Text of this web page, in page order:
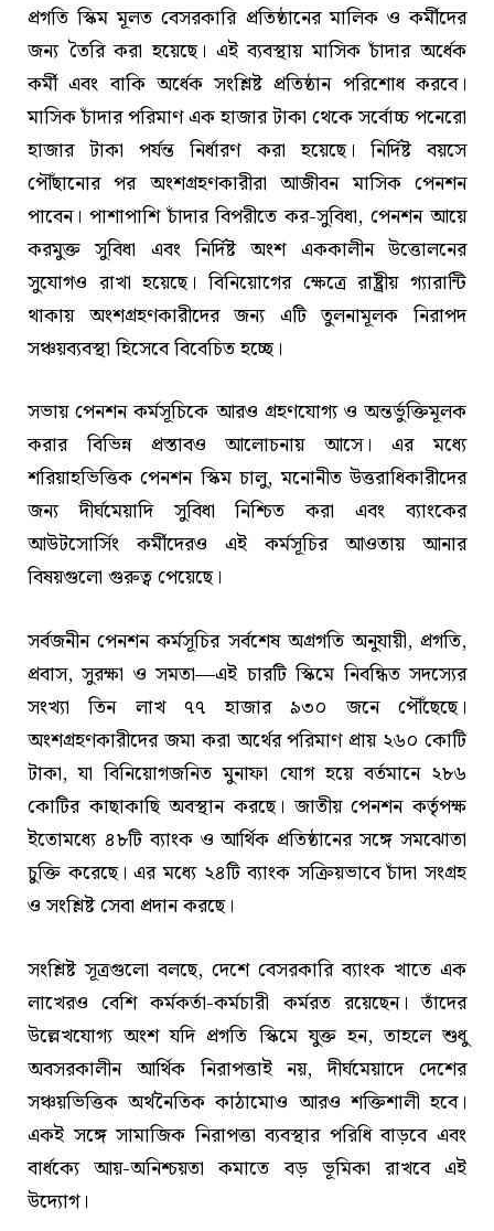
প্রগতি স্কিম মূলত বেসরকারি প্রতিষ্ঠানের মালিক ও কর্মীদের
জন্য তৈরি করা হয়েছে। এই ব্যবস্থায় মাসিক চাঁদার অর্ধেক
কর্মী এবং বাকি অর্ধেক সংশ্লিষ্ট প্রতিষ্ঠান পরিশোধ করবে।
মাসিক চাঁদার পরিমাণ এক হাজার টাকা থেকে সর্বোচ্চ পনেরো
হাজার টাকা পর্যন্ত নির্ধারণ করা হয়েছে। নির্দিষ্ট বয়সে
পৌঁছানোর পর অংশগ্রহণকারীরা আজীবন মাসিক পেনশন
পাবেন। পাশাপাশি চাঁদার বিপরীতে কর-সুবিধা, পেনশন আয়ে
করমুক্ত সুবিধা এবং নির্দিষ্ট অংশ এককালীন উত্তোলনের
সুযোগও রাখা হয়েছে। বিনিয়োগের ক্ষেত্রে রাষ্ট্রীয় গ্যারান্টি
থাকায় অংশগ্রহণকারীদের জন্য এটি তুলনামূলক নিরাপদ
সঞ্চয়ব্যবস্থা হিসেবে বিবেচিত হচ্ছে।
সভায় পেনশন কর্মসূচিকে আরও গ্রহণযোগ্য ও অন্তর্ভুক্তিমূলক
করার বিভিন্ন প্রস্তাবও আলোচনায় আসে। এর মধ্যে
শরিয়াহভিত্তিক পেনশন স্কিম চালু, মনোনীত উত্তরাধিকারীদের
জন্য দীর্ঘমেয়াদি সুবিধা নিশ্চিত করা এবং ব্যাংকের
আউটসোর্সিং কর্মীদেরও এই কর্মসূচির আওতায় আনার
বিষয়গুলো গুরুত্ব পেয়েছে।
সর্বজনীন পেনশন কর্মসূচির সর্বশেষ অগ্রগতি অনুযায়ী, প্রগতি,
প্রবাস, সুরক্ষা ও সমতা—এই চারটি স্কিমে নিবন্ধিত সদস্যের
সংখ্যা তিন লাখ ৭৭ হাজার ৯৩০ জনে পৌঁছেছে।
অংশগ্রহণকারীদের জমা করা অর্থের পরিমাণ প্রায় ২৬০ কোটি
টাকা, যা বিনিয়োগজনিত মুনাফা যোগ হয়ে বর্তমানে ২৮৬
কোটির কাছাকাছি অবস্থান করছে। জাতীয় পেনশন কর্তৃপক্ষ
ইতোমধ্যে ৪৮টি ব্যাংক ও আর্থিক প্রতিষ্ঠানের সঙ্গে সমঝোতা
চুক্তি করেছে। এর মধ্যে ২৪টি ব্যাংক সক্রিয়ভাবে চাঁদা সংগ্রহ
ও সংশ্লিষ্ট সেবা প্রদান করছে।
সংশ্লিষ্ট সূত্রগুলো বলছে, দেশে বেসরকারি ব্যাংক খাতে এক
লাখেরও বেশি কর্মকর্তা-কর্মচারী কর্মরত রয়েছেন। তাঁদের
উল্লেখযোগ্য অংশ যদি প্রগতি স্কিমে যুক্ত হন, তাহলে শুধু
অবসরকালীন আর্থিক নিরাপত্তাই নয়, দীর্ঘমেয়াদে দেশের
সঞ্চয়ভিত্তিক অর্থনৈতিক কাঠামোও আরও শক্তিশালী হবে।
একই সঙ্গে সামাজিক নিরাপত্তা ব্যবস্থার পরিধি বাড়বে এবং
বার্ধক্যে আয়-অনিশ্চয়তা কমাতে বড় ভূমিকা রাখবে এই
উদ্যোগ।